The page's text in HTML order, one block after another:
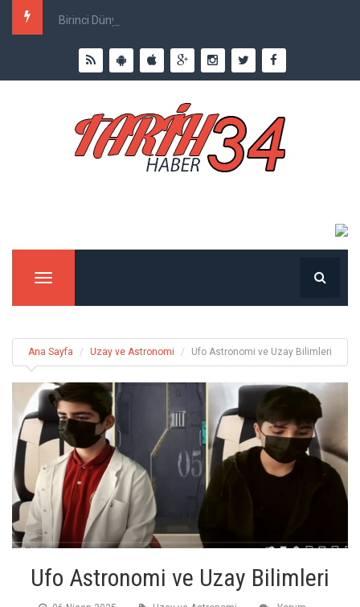
Birinci Dünya Savaşı`nda Ne Kadar İnsan Öldü?
Menu
Ana Sayfa Uzay ve Astronomi Ufo Astronomi ve Uzay Bilimleri
Ufo Astronomi ve Uzay Bilimleri